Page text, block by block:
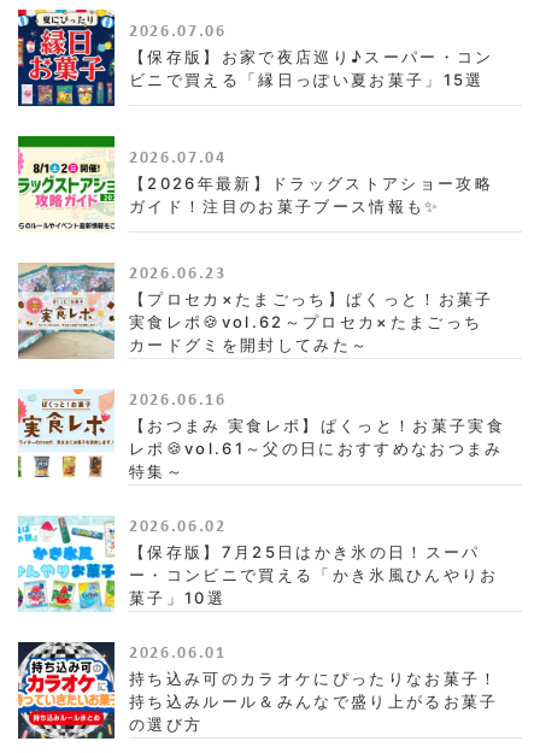
2026.07.06
【保存版】お家で夜店巡り♪スーパー・コン
ビニで買える「縁日っぽい夏お菓子」15選
2026.07.04
【2026年最新】ドラッグストアショー攻略
ガイド！注目のお菓子ブース情報も✨
2026.06.23
【プロセカ×たまごっち】ぱくっと！お菓子
実食レポ🍪vol.62～プロセカ×たまごっち
カードグミを開封してみた～
2026.06.16
【おつまみ 実食レポ】ぱくっと！お菓子実食
レポ🍪vol.61～父の日におすすめなおつまみ
特集～
2026.06.02
【保存版】7月25日はかき氷の日！スーパ
ー・コンビニで買える「かき氷風ひんやりお
菓子」10選
2026.06.01
持ち込み可のカラオケにぴったりなお菓子！
持ち込みルール＆みんなで盛り上がるお菓子
の選び方